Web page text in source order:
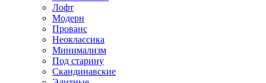
Лофт
Модерн
Прованс
Неоклассика
Минимализм
Под старину
Скандинавские